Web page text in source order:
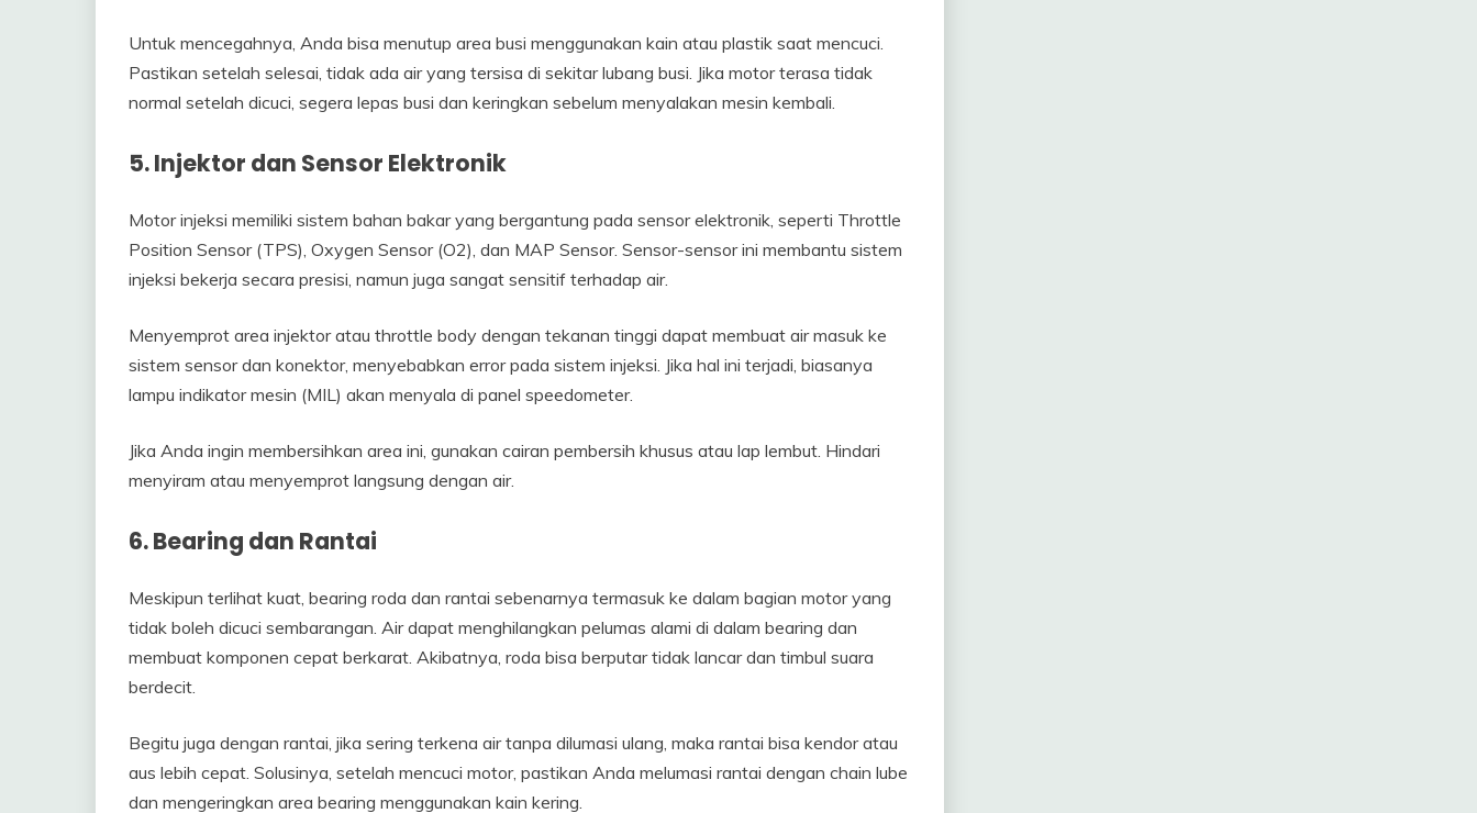
Untuk mencegahnya, Anda bisa menutup area busi menggunakan kain atau plastik saat mencuci.
Pastikan setelah selesai, tidak ada air yang tersisa di sekitar lubang busi. Jika motor terasa tidak
normal setelah dicuci, segera lepas busi dan keringkan sebelum menyalakan mesin kembali.
5. Injektor dan Sensor Elektronik
Motor injeksi memiliki sistem bahan bakar yang bergantung pada sensor elektronik, seperti Throttle
Position Sensor (TPS), Oxygen Sensor (O2), dan MAP Sensor. Sensor-sensor ini membantu sistem
injeksi bekerja secara presisi, namun juga sangat sensitif terhadap air.
Menyemprot area injektor atau throttle body dengan tekanan tinggi dapat membuat air masuk ke
sistem sensor dan konektor, menyebabkan error pada sistem injeksi. Jika hal ini terjadi, biasanya
lampu indikator mesin (MIL) akan menyala di panel speedometer.
Jika Anda ingin membersihkan area ini, gunakan cairan pembersih khusus atau lap lembut. Hindari
menyiram atau menyemprot langsung dengan air.
6. Bearing dan Rantai
Meskipun terlihat kuat, bearing roda dan rantai sebenarnya termasuk ke dalam bagian motor yang
tidak boleh dicuci sembarangan. Air dapat menghilangkan pelumas alami di dalam bearing dan
membuat komponen cepat berkarat. Akibatnya, roda bisa berputar tidak lancar dan timbul suara
berdecit.
Begitu juga dengan rantai, jika sering terkena air tanpa dilumasi ulang, maka rantai bisa kendor atau
aus lebih cepat. Solusinya, setelah mencuci motor, pastikan Anda melumasi rantai dengan chain lube
dan mengeringkan area bearing menggunakan kain kering.